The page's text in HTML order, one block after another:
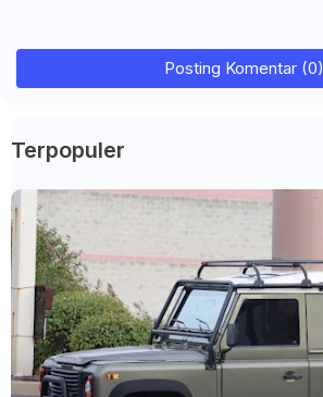
Posting Komentar (0)
Terpopuler